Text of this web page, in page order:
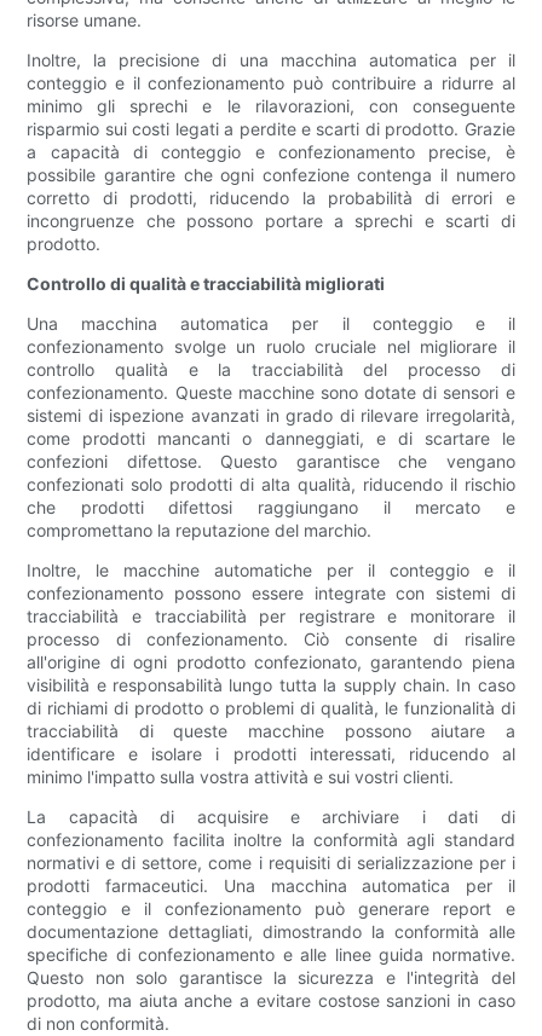
risorse umane.
Inoltre, la precisione di una macchina automatica per il
conteggio e il confezionamento può contribuire a ridurre al
minimo gli sprechi e le rilavorazioni, con conseguente
risparmio sui costi legati a perdite e scarti di prodotto. Grazie
a capacità di conteggio e confezionamento precise, è
possibile garantire che ogni confezione contenga il numero
corretto di prodotti, riducendo la probabilità di errori e
incongruenze che possono portare a sprechi e scarti di
prodotto.
Controllo di qualità e tracciabilità migliorati
Una macchina automatica per il conteggio e il
confezionamento svolge un ruolo cruciale nel migliorare il
controllo qualità e la tracciabilità del processo di
confezionamento. Queste macchine sono dotate di sensori e
sistemi di ispezione avanzati in grado di rilevare irregolarità,
come prodotti mancanti o danneggiati, e di scartare le
confezioni difettose. Questo garantisce che vengano
confezionati solo prodotti di alta qualità, riducendo il rischio
che prodotti difettosi raggiungano il mercato e
compromettano la reputazione del marchio.
Inoltre, le macchine automatiche per il conteggio e il
confezionamento possono essere integrate con sistemi di
tracciabilità e tracciabilità per registrare e monitorare il
processo di confezionamento. Ciò consente di risalire
all'origine di ogni prodotto confezionato, garantendo piena
visibilità e responsabilità lungo tutta la supply chain. In caso
di richiami di prodotto o problemi di qualità, le funzionalità di
tracciabilità di queste macchine possono aiutare a
identificare e isolare i prodotti interessati, riducendo al
minimo l'impatto sulla vostra attività e sui vostri clienti.
La capacità di acquisire e archiviare i dati di
confezionamento facilita inoltre la conformità agli standard
normativi e di settore, come i requisiti di serializzazione per i
prodotti farmaceutici. Una macchina automatica per il
conteggio e il confezionamento può generare report e
documentazione dettagliati, dimostrando la conformità alle
specifiche di confezionamento e alle linee guida normative.
Questo non solo garantisce la sicurezza e l'integrità del
prodotto, ma aiuta anche a evitare costose sanzioni in caso
di non conformità.